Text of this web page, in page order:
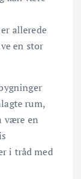
allerede
en stor
rum,
være en
i tråd med